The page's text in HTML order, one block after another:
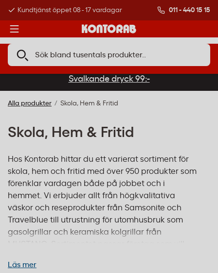
Kundtjänst öppet 08 - 17 vardagar Över 500 000
011 - 440 15 15
Svalkande dryck 99:-
Alla produkter Skola, Hem & Fritid
Skola, Hem & Fritid
Hos Kontorab hittar du ett varierat sortiment för
skola, hem och fritid med över 950 produkter som
förenklar vardagen både på jobbet och i
hemmet. Vi erbjuder allt från högkvalitativa
väskor och reseprodukter från Samsonite och
Travelblue till utrustning för utomhusbruk som
gasolgrillar och keramiska kolgrillar från
MUSTANG. Sortimentet passar företag som vill
arbete och fritid, samt skolor och offentliga
Läs mer